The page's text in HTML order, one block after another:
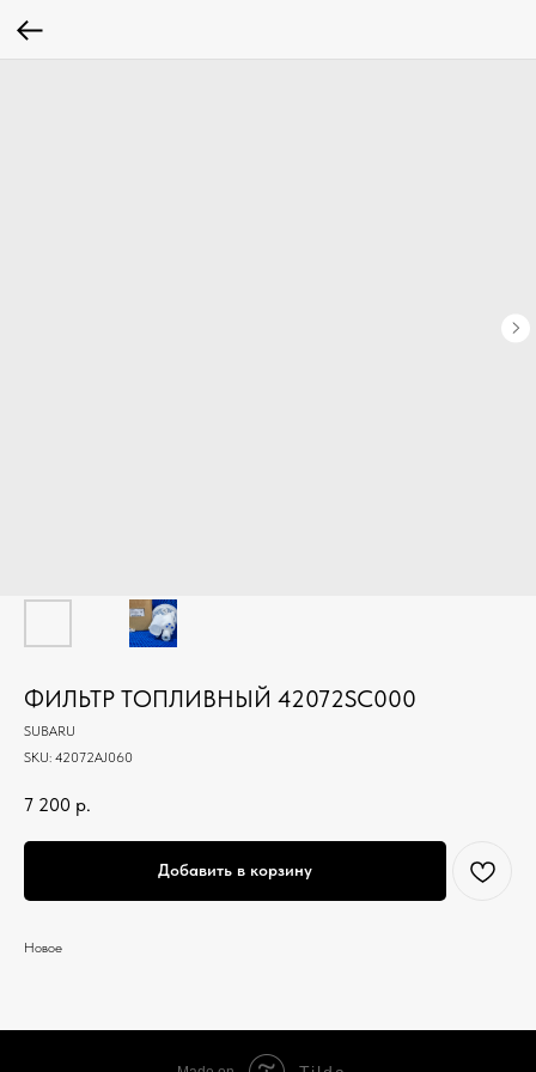
ФИЛЬТР ТОПЛИВНЫЙ 42072SC000
SUBARU
SKU: 42072AJ060
7 200 р.
Добавить в корзину
Новое